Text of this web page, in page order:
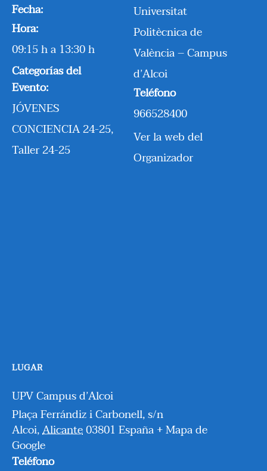
Fecha:
Hora:
09:15 h a 13:30 h
Categorías del
Evento:
JÓVENES
CONCIENCIA 24-25,
Taller 24-25
Universitat
Politècnica de
València – Campus
d’Alcoi
Teléfono
966528400
Ver la web del
Organizador
LUGAR
UPV Campus d’Alcoi
Plaça Ferrándiz i Carbonell, s/n
Alcoi,Alicante03801 España + Mapa de
Google
Teléfono